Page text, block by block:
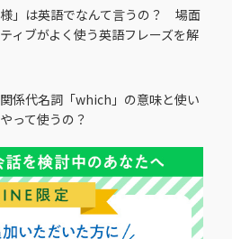
様」は英語でなんて言うの？ 場面
ィブがよく使う英語フレーズを解
関係代名詞「which」の意味と使い
って使うの？